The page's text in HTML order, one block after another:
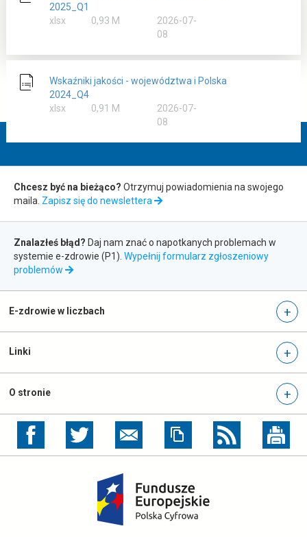
2025_Q1
xlsx
rozmiar
0,93 M
2026-07-
08
Wskaźniki jakości - województwa i Polska
2024_Q4
xlsx
rozmiar
0,91 M
2026-07-
08
Zapis
do
newslettera
Chcesz być na bieżąco? Otrzymuj powiadomienia na swojego
maila. Zapisz się do newslettera
Zgłaszanie
błędów
Znalazłeś błąd? Daj nam znać o napotkanych problemach w
systemie e-zdrowie (P1). Wypełnij formularz zgłoszeniowy
problemów
otwiera
nowej
E-zdrowie w liczbach
Linki
O stronie
otwiera
w
otwiera
w
karcie